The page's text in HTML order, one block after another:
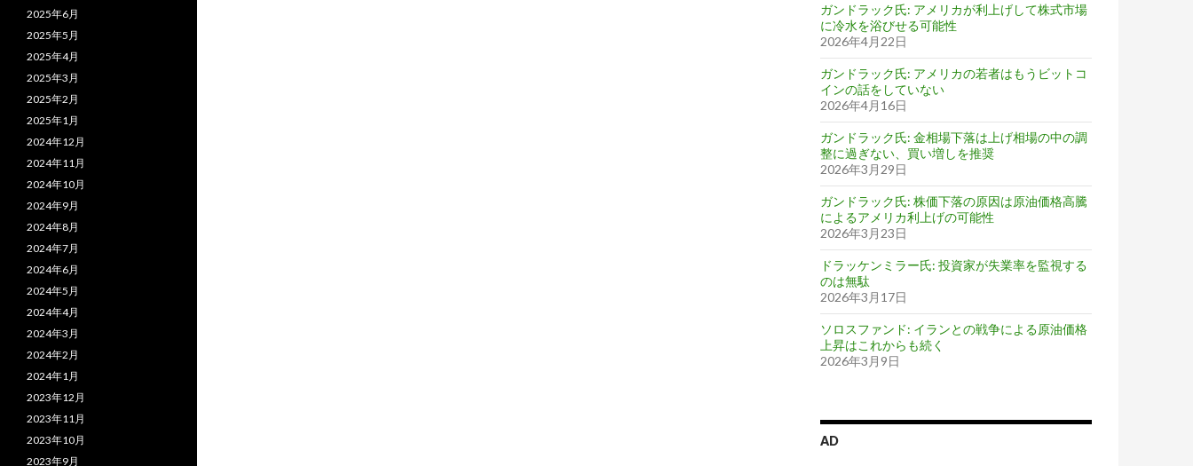
ガンドラック氏: アメリカが利上げして株式市場
に冷水を浴びせる可能性
2026年4月22日
ガンドラック氏: アメリカの若者はもうビットコ
インの話をしていない
2026年4月16日
ガンドラック氏: 金相場下落は上げ相場の中の調
整に過ぎない、買い増しを推奨
2026年3月29日
ガンドラック氏: 株価下落の原因は原油価格高騰
によるアメリカ利上げの可能性
2026年3月23日
ドラッケンミラー氏: 投資家が失業率を監視する
のは無駄
2026年3月17日
ソロスファンド: イランとの戦争による原油価格
上昇はこれからも続く
2026年3月9日
AD
2025年6月
2025年5月
2025年4月
2025年3月
2025年2月
2025年1月
2024年12月
2024年11月
2024年10月
2024年9月
2024年8月
2024年7月
2024年6月
2024年5月
2024年4月
2024年3月
2024年2月
2024年1月
2023年12月
2023年11月
2023年10月
2023年9月